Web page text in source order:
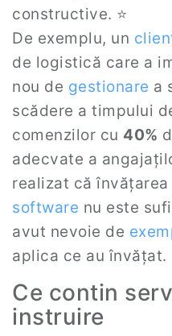
constructive. ⭐
De exemplu, un
de logistică care a
nou de gestionare a
scădere a timpului
comenzilor cu 40%
adecvate a
realizat că
software nu este
avut nevoie de
aplica ce au învățat.
Ce contin
instruire